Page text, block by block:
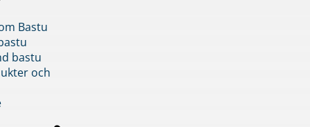
Bastu
bastu
och